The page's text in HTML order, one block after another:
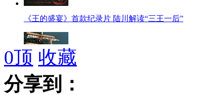
《王的盛宴》首款纪录片 陆川解读“三王一后”
拍客：零距离拍摄“百年灵”组装现场
0顶 收藏
分享到：